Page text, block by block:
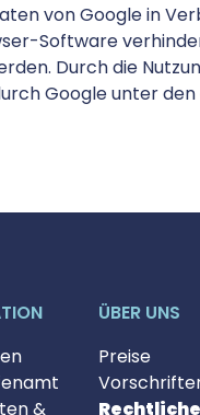
von Google in
Software
Durch die
Google unter
&
ÜBER UNS
Preise
Rechtliche